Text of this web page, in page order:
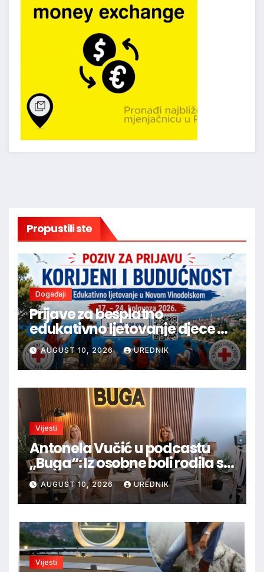
Propustili ste
Događaji
Prijave za besplatno
edukativno ljetovanje djece u
Novom Vinodolskom
AUGUST 10, 2026 UREDNIK
Vijesti
Antonela Vučić u podcastu
„Buga“: Iz osobne boli rodila se
„Kuća nade“ za onkološke
pacijente
AUGUST 10, 2026 UREDNIK
Vijesti